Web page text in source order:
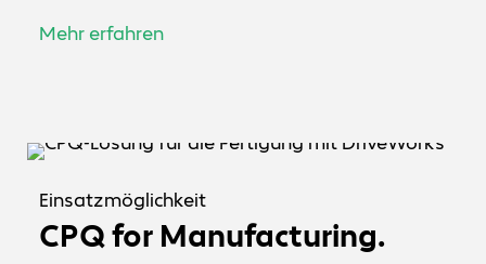
Mehr erfahren
Einsatzmöglichkeit
CPQ for Manufacturing.